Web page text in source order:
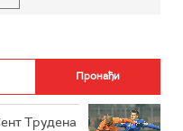
Трудена